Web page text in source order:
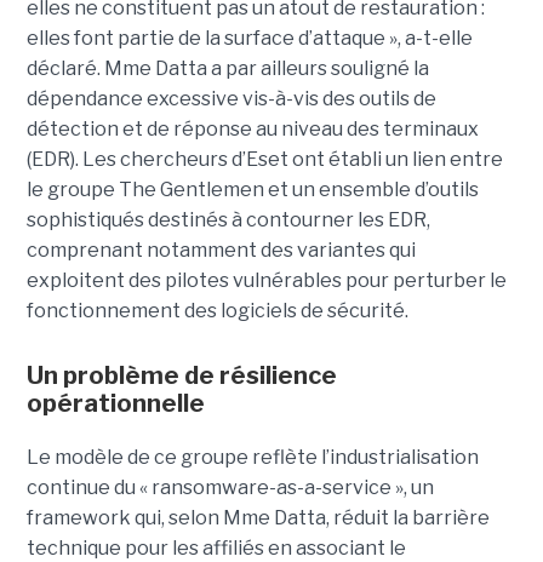
elles ne constituent pas un atout de restauration :
elles font partie de la surface d’attaque », a-t-elle
déclaré. Mme Datta a par ailleurs souligné la
dépendance excessive vis-à-vis des outils de
détection et de réponse au niveau des terminaux
(EDR). Les chercheurs d’Eset ont établi un lien entre
le groupe The Gentlemen et un ensemble d’outils
sophistiqués destinés à contourner les EDR,
comprenant notamment des variantes qui
exploitent des pilotes vulnérables pour perturber le
fonctionnement des logiciels de sécurité.
Un problème de résilience
opérationnelle
Le modèle de ce groupe reflète l’industrialisation
continue du « ransomware-as-a-service », un
framework qui, selon Mme Datta, réduit la barrière
technique pour les affiliés en associant le